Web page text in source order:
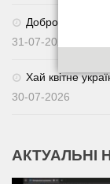
Добровільне
31-07-2026
Хай квітне
30-07-2026
АКТУАЛЬНІ